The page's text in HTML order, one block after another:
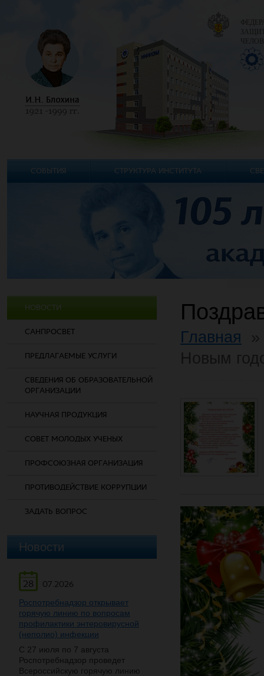
НОВОСТИ
САНПРОСВЕТ
ПРЕДЛАГАЕМЫЕ УСЛУГИ
СВЕДЕНИЯ ОБ ОБРАЗОВАТЕЛЬНОЙ
ОРГАНИЗАЦИИ
НАУЧНАЯ ПРОДУКЦИЯ
СОВЕТ МОЛОДЫХ УЧЕНЫХ
ПРОФСОЮЗНАЯ ОРГАНИЗАЦИЯ
ПРОТИВОДЕЙСТВИЕ КОРРУПЦИИ
ЗАДАТЬ ВОПРОС
Новости
28
07.2026
Роспотребнадзор открывает
горячую линию по вопросам
профилактики энтеровирусной
(неполио) инфекции
С 27 июля по 7 августа
Роспотребнадзор проведет
Всероссийскую горячую линию
Главная
СОБЫТИЯ СТРУКТУРА ИНСТИТУТА